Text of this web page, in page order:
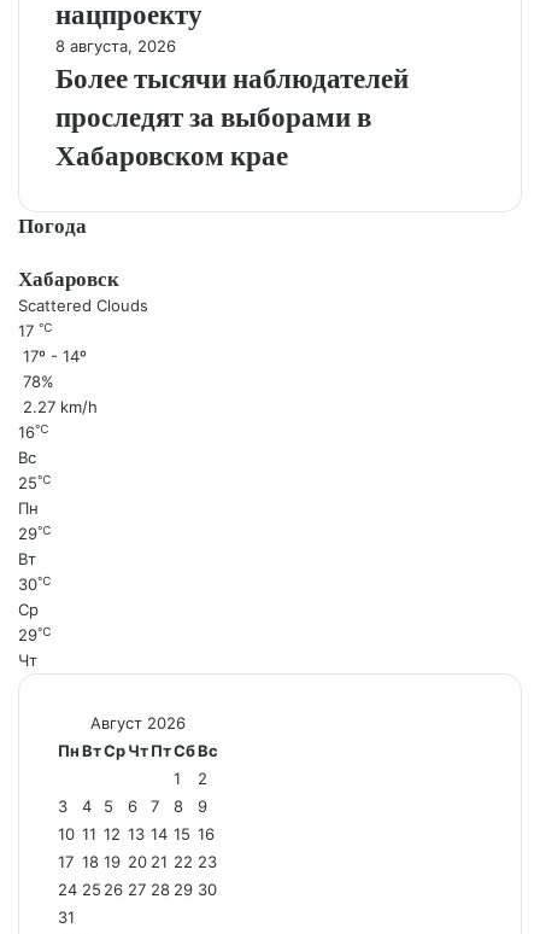
нацпроекту
8 августа, 2026
Более тысячи наблюдателей
проследят за выборами в
Хабаровском крае
Погода
Хабаровск
Scattered Clouds
17 ℃
17º - 14º
78%
2.27 km/h
16℃
Вс
25℃
Пн
29℃
Вт
30℃
Ср
29℃
Чт
Август 2026
ПнВтСрЧтПтСбВс
1
2
3
4 5 6 7 8
9
10 11 12 13 14 15 16
17 18 19 20 21 22 23
24 25 26 27 28 29 30
31